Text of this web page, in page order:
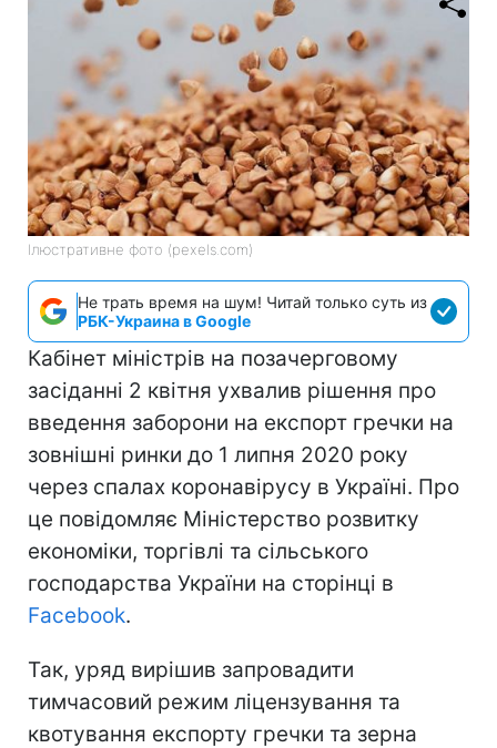
Ілюстративне фото (pexels.com)
Не трать время на шум! Читай только суть из
РБК-Украина в Google
Кабінет міністрів на позачерговому
засіданні 2 квітня ухвалив рішення про
введення заборони на експорт гречки на
зовнішні ринки до 1 липня 2020 року
через спалах коронавірусу в Україні. Про
це повідомляє Міністерство розвитку
економіки, торгівлі та сільського
господарства України на сторінці в
Facebook.
Так, уряд вирішив запровадити
тимчасовий режим ліцензування та
квотування експорту гречки та зерна